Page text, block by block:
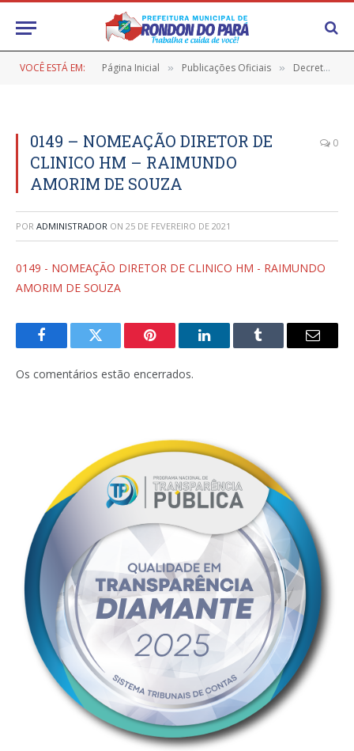
VOCÊ ESTÁ EM: Página Inicial » Publicações Oficiais » Decretos
0149 – NOMEAÇÃO DIRETOR DE
CLINICO HM – RAIMUNDO
AMORIM DE SOUZA
0
POR ADMINISTRADOR ON 25 DE FEVEREIRO DE 2021
0149 - NOMEAÇÃO DIRETOR DE CLINICO HM - RAIMUNDO
AMORIM DE SOUZA
FacebookTwitter Pinterest LinkedInTumblr
E-
Os comentários estão encerrados.